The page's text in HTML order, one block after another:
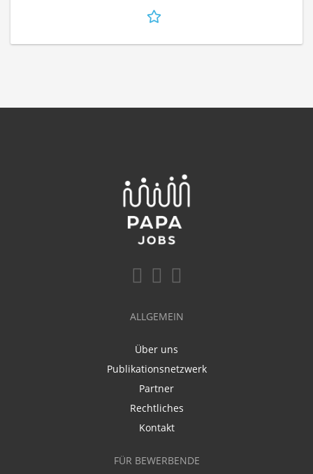
ALLGEMEIN
Über uns
Publikationsnetzwerk
Partner
Rechtliches
Kontakt
FÜR BEWERBENDE